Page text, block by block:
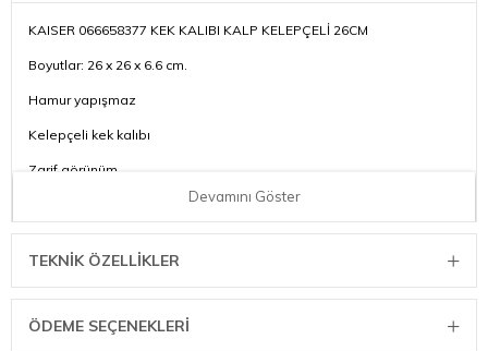
KAISER 066658377 KEK KALIBI KALP KELEPÇELİ 26CM
Boyutlar: 26 x 26 x 6.6 cm.
Hamur yapışmaz
Kelepçeli kek kalıbı
Zarif görünüm
Devamını Göster
TEKNIK ÖZELLIKLER
ÖDEME SEÇENEKLERI